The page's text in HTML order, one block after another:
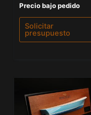
Valorado
con
0
de
Precio bajo pedido
Solicitar
presupuesto